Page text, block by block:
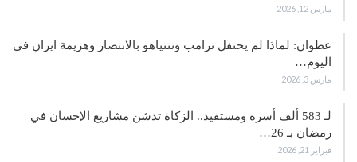
مارس 12, 2026
عطوان: لماذا لم يحتفل ترامب ونتنياهو بالانتصار وهزيمة ايران في
اليوم…
مارس 3, 2026
لـ 583 ألف أسرة ومستفيد.. الزكاة تدشن مشاريع الإحسان في
رمضان بـ 26…
فبراير 21, 2026